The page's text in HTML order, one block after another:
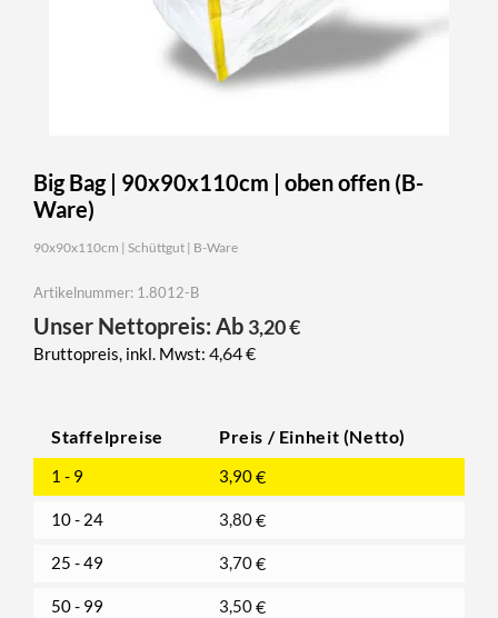
Big Bag | 90x90x110cm | oben offen (B-
Ware)
90x90x110cm | Schüttgut | B-Ware
Artikelnummer: 1.8012-B
Unser Nettopreis: Ab 3,20€
Bruttopreis, inkl. Mwst: 4,64€
Staffelpreise Preis / Einheit (Netto)
1 - 9 3,90€
10 - 24 3,80€
25 - 49 3,70€
50 - 99 3,50€